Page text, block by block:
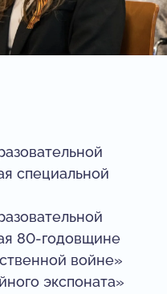
специальной
80-годовщине
войне»
экспоната»